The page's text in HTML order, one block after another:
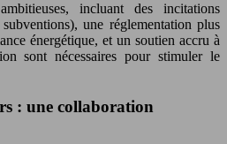
incluant des incitations
une réglementation plus
énergétique, et un soutien accru à
sont nécessaires pour stimuler le
: une collaboration